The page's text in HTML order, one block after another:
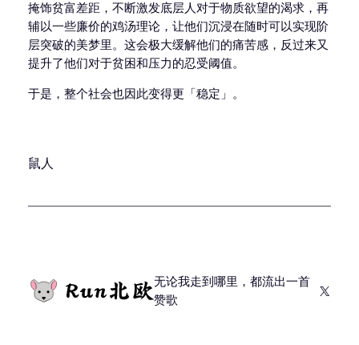
掩饰贫富差距，不断激发底层人对于物质欲望的渴求，再
辅以一些廉价的鸡汤理论，让他们沉浸在随时可以实现阶
层突破的美梦里。这会极大缓解他们的痛苦感，反过来又
提升了他们对于贫困和压力的忍受阈值。
于是，整个社会也因此变得更「稳定」。
鼠人
无论我走到哪里，都流出一首
赞歌
X